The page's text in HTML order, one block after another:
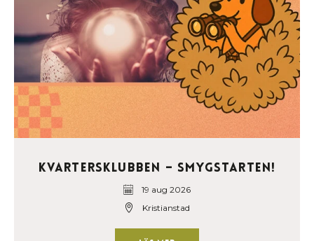
Kvartersklubben – Smygstarten!
19 aug 2026
Kristianstad